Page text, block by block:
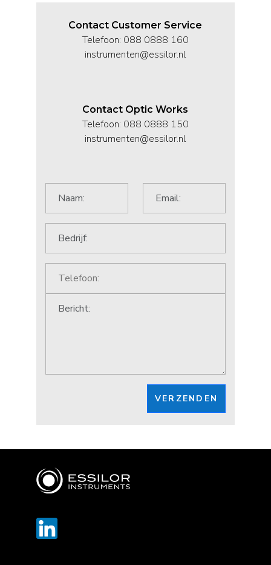
Contact Customer Service
Telefoon: 088 0888 160
instrumenten@essilor.nl
Contact Optic Works
Telefoon: 088 0888 150
instrumenten@essilor.nl
VERZENDEN